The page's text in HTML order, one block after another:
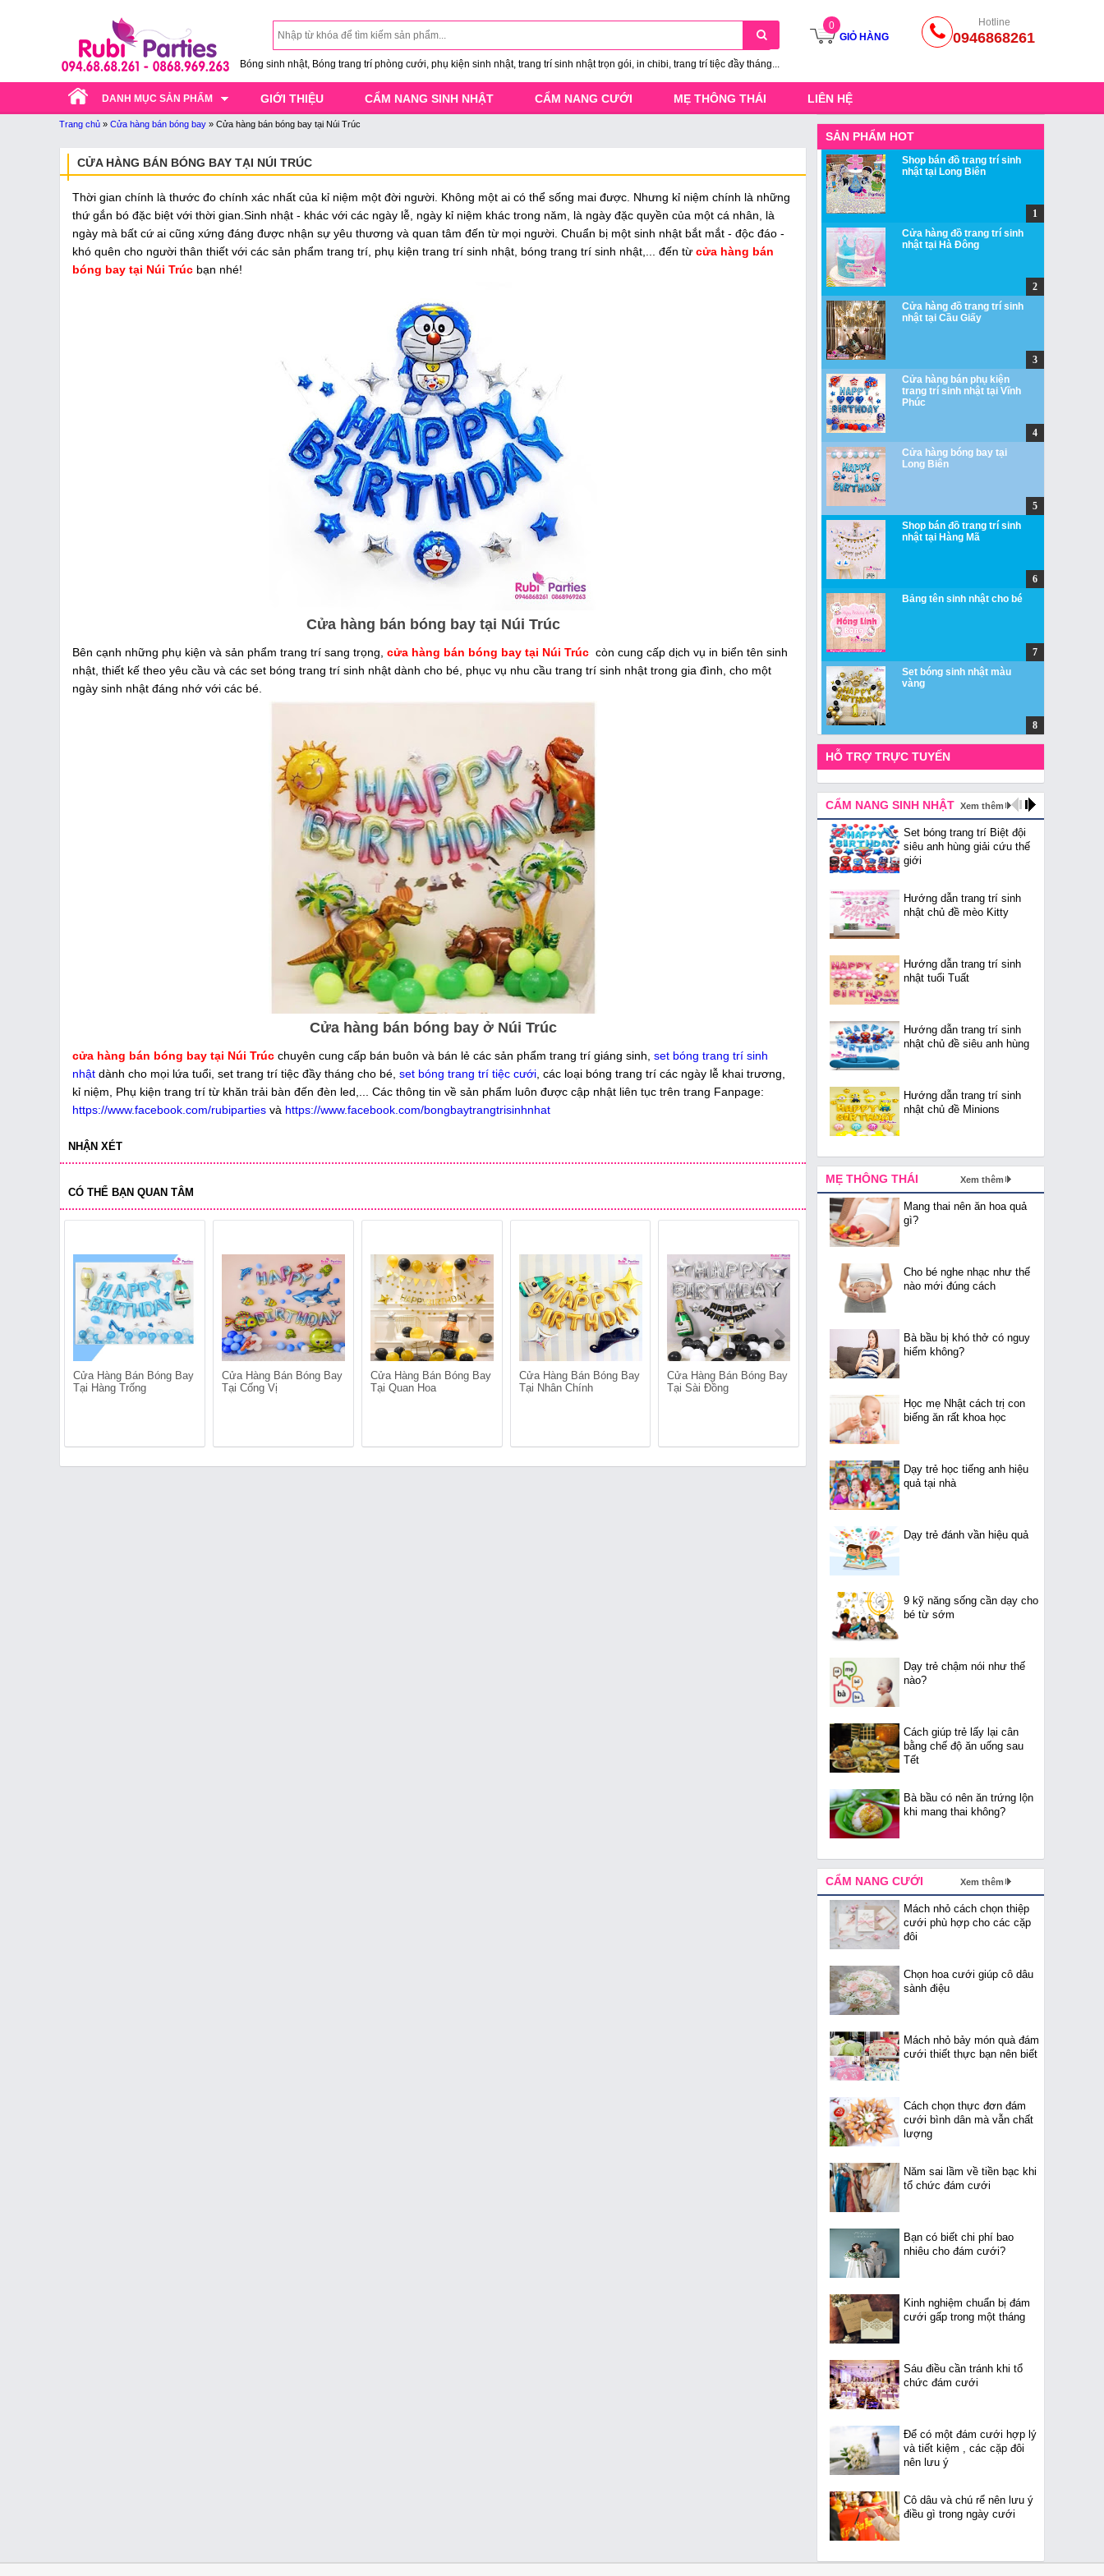
Bóng sinh nhật, Bóng trang trí phòng cưới, phụ kiện sinh nhật, trang trí sinh nhật trọn gói, in chibi, trang trí tiệc đầy tháng...
0
GIỎ HÀNG
Hotline
0946868261
DANH MỤC SẢN PHẨM GIỚI THIỆU CẨM NANG SINH NHẬT CẨM NANG CƯỚI MẸ THÔNG THÁI LIÊN HỆ
Trang chủ » Cửa hàng bán bóng bay » Cửa hàng bán bóng bay tại Núi Trúc
CỬA HÀNG BÁN BÓNG BAY TẠI NÚI TRÚC
Thời gian chính là thước đo chính xác nhất của kỉ niệm một đời người. Không một ai có thể sống mai được. Nhưng kỉ niệm chính là những
thứ gắn bó đặc biệt với thời gian.Sinh nhật - khác với các ngày lễ, ngày kỉ niệm khác trong năm, là ngày đặc quyền của một cá nhân, là
ngày mà bất cứ ai cũng xứng đáng được nhận sự yêu thương và quan tâm đến từ mọi người. Chuẩn bị một sinh nhật bắt mắt - độc đáo -
khó quên cho người thân thiết với các sản phẩm trang trí, phụ kiện trang trí sinh nhật, bóng trang trí sinh nhật,... đến từ cửa hàng bán
bóng bay tại Núi Trúc bạn nhé!
Cửa hàng bán bóng bay tại Núi Trúc
Bên cạnh những phụ kiện và sản phẩm trang trí sang trọng, cửa hàng bán bóng bay tại Núi Trúc còn cung cấp dịch vụ in biển tên sinh
nhật, thiết kế theo yêu cầu và các set bóng trang trí sinh nhật dành cho bé, phục vụ nhu cầu trang trí sinh nhật trong gia đình, cho một
ngày sinh nhật đáng nhớ với các bé.
Cửa hàng bán bóng bay ở Núi Trúc
cửa hàng bán bóng bay tại Núi Trúc chuyên cung cấp bán buôn và bán lẻ các sản phẩm trang trí giáng sinh, set bóng trang trí sinh
nhật dành cho mọi lứa tuổi, set trang trí tiệc đầy tháng cho bé, set bóng trang trí tiệc cưới , các loại bóng trang trí các ngày lễ khai trương,
kỉ niệm, Phụ kiện trang trí từ khăn trải bàn đến đèn led,... Các thông tin về sản phẩm luôn được cập nhật liên tục trên trang Fanpage:
https://www.facebook.com/rubiparties và https://www.facebook.com/bongbaytrangtrisinhnhat
NHẬN XÉT
CÓ THỂ BẠN QUAN TÂM
Cửa Hàng Bán Bóng Bay
Tại Hàng Trống
Cửa Hàng Bán Bóng Bay
Tại Cống Vị
Cửa Hàng Bán Bóng Bay
Tại Quan Hoa
Cửa Hàng Bán Bóng Bay
Tại Nhân Chính
Cửa Hàng Bán Bóng Bay
Tại Sài Đồng
Cửa Hàng Bán Bóng Bay
SẢN PHẨM HOT
Shop bán đồ trang trí sinh
nhật tại Long Biên
Cửa hàng đồ trang trí sinh
nhật tại Hà Đông
Cửa hàng đồ trang trí sinh
nhật tại Cầu Giấy
Cửa hàng bán phụ kiện
trang trí sinh nhật tại Vĩnh
Phúc
Cửa hàng bóng bay tại
Long Biên
Shop bán đồ trang trí sinh
nhật tại Hàng Mã
Bảng tên sinh nhật cho bé
Set bóng sinh nhật màu
vàng
HỖ TRỢ TRỰC TUYẾN
CẨM NANG SINH NHẬT Xem thêm
Set bóng trang trí Biệt đội
siêu anh hùng giải cứu thế
giới
Hướng dẫn trang trí sinh
nhật chủ đề mèo Kitty
Hướng dẫn trang trí sinh
nhật tuổi Tuất
Hướng dẫn trang trí sinh
nhật chủ đề siêu anh hùng
Hướng dẫn trang trí sinh
nhật chủ đề Minions
MẸ THÔNG THÁI Xem thêm
Mang thai nên ăn hoa quả
gì?
Cho bé nghe nhạc như thế
nào mới đúng cách
Bà bầu bị khó thở có nguy
hiểm không?
Học mẹ Nhật cách trị con
biếng ăn rất khoa học
Dạy trẻ học tiếng anh hiệu
quả tại nhà
Dạy trẻ đánh vần hiệu quả
9 kỹ năng sống cần dạy cho
bé từ sớm
Dạy trẻ chậm nói như thế
nào?
Cách giúp trẻ lấy lại cân
bằng chế độ ăn uống sau
Tết
Bà bầu có nên ăn trứng lộn
khi mang thai không?
CẨM NANG CƯỚI Xem thêm
Mách nhỏ cách chọn thiệp
cưới phù hợp cho các cặp
đôi
Chọn hoa cưới giúp cô dâu
sành điệu
Mách nhỏ bảy món quà đám
cưới thiết thực bạn nên biết
Cách chọn thực đơn đám
cưới bình dân mà vẫn chất
lượng
Năm sai lầm về tiền bạc khi
tổ chức đám cưới
Bạn có biết chi phí bao
nhiêu cho đám cưới?
Kinh nghiệm chuẩn bị đám
cưới gấp trong một tháng
Sáu điều cần tránh khi tổ
chức đám cưới
Để có một đám cưới hợp lý
và tiết kiệm , các cặp đôi
nên lưu ý
Cô dâu và chú rể nên lưu ý
điều gì trong ngày cưới